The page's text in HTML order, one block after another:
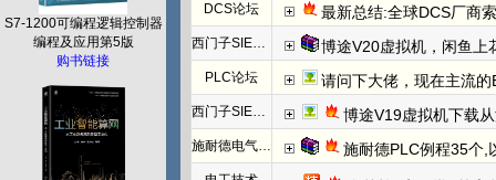
S7-1200可编程逻辑控制器
编程及应用第5版
购书链接
DCS论坛 最新总结:全球DCS厂商
西门子SIEMENS 博途V20虚拟机，闲鱼上
PLC论坛 请问下大佬，现在主流的
西门子SIEMENS 博途V19虚拟机下载
施耐德电气PLC 施耐德PLC例程35个,